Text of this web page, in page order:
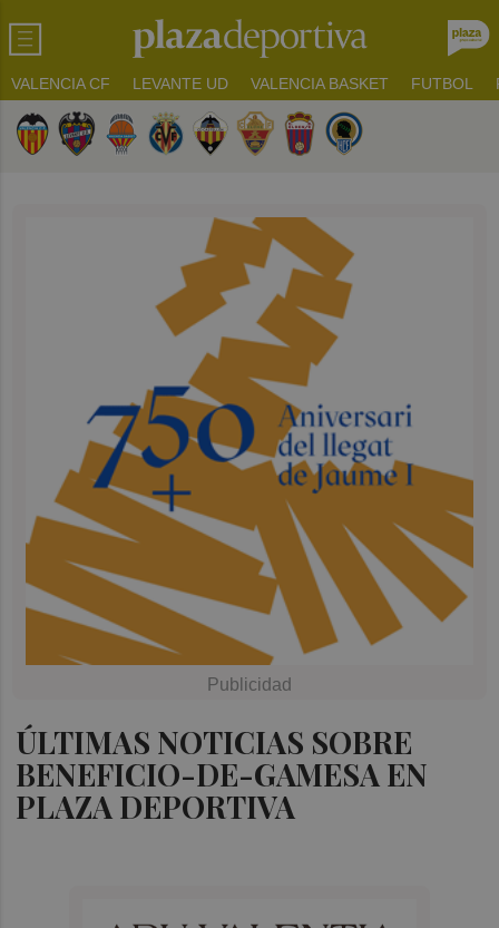
VALENCIA CF LEVANTE UD VALENCIA BASKET FUTBOL
ÚLTIMAS NOTICIAS SOBRE
BENEFICIO-DE-GAMESA EN
PLAZA DEPORTIVA